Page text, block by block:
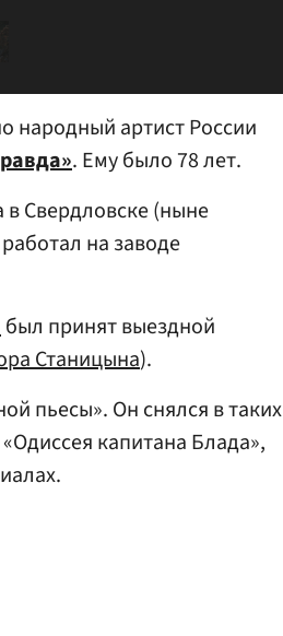
народный артист России
. Ему было 78 лет.
Свердловске (ныне
на заводе
был принят выездной
Станицына).
пьесы». Он снялся в таких
капитана Блада»,